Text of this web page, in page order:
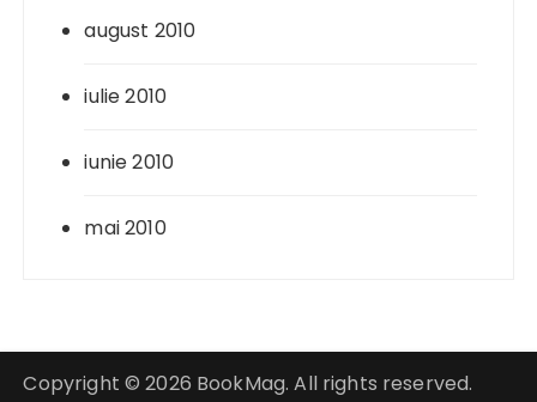
august 2010
iulie 2010
iunie 2010
mai 2010
Copyright © 2026 BookMag. All rights reserved.